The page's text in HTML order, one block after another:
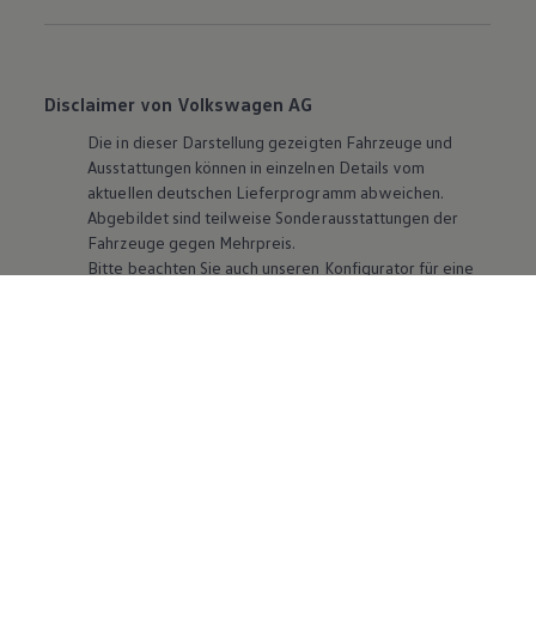
Disclaimer von Volkswagen AG
Die in dieser Darstellung gezeigten Fahrzeuge und
Ausstattungen können in einzelnen Details vom
aktuellen deutschen Lieferprogramm abweichen.
Abgebildet sind teilweise Sonderausstattungen der
Fahrzeuge gegen Mehrpreis.
Bitte beachten Sie auch unseren Konfigurator für eine